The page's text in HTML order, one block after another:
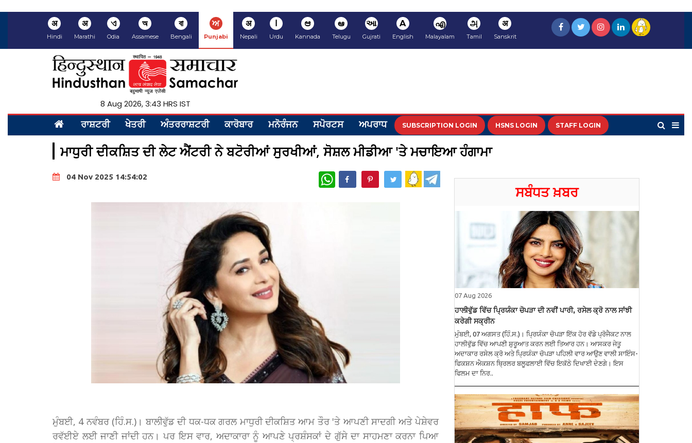
अ
Hindi
अ
Marathi
ଏ
Odia
অ
Assamese
বা
Bengali
ਅ
Punjabi
अ
Nepali
ا
Urdu
ಆ
Kannada
ఆ
Telugu
આ
Gujrati
A
English
എ
Malayalam
அ
Tamil
अ
Sanskrit
8 Aug 2026, 3:43 HRS IST
ਰਾਸ਼ਟਰੀ ਖੇਤਰੀ ਅੰਤਰਰਾਸ਼ਟਰੀ ਕਾਰੋਬਾਰ ਮਨੋਰੰਜਨ ਸਪੋਰਟਸ ਅਪਰਾਧ SUBSCRIPTION LOGIN HSNS LOGIN STAFF LOGIN
ਮਾਧੁਰੀ ਦੀਕਸ਼ਿਤ ਦੀ ਲੇਟ ਐਂਟਰੀ ਨੇ ਬਟੋਰੀਆਂ ਸੁਰਖੀਆਂ, ਸੋਸ਼ਲ ਮੀਡੀਆ 'ਤੇ ਮਚਾਇਆ ਹੰਗਾਮਾ
04 Nov 2025 14:54:02 WhatsApp
ਮੁੰਬਈ, 4 ਨਵੰਬਰ (ਹਿੰ.ਸ.)। ਬਾਲੀਵੁੱਡ ਦੀ ਧਕ-ਧਕ ਗਰਲ ਮਾਧੁਰੀ ਦੀਕਸ਼ਿਤ ਆਮ ਤੌਰ 'ਤੇ ਆਪਣੀ ਸਾਦਗੀ ਅਤੇ ਪੇਸ਼ੇਵਰ
ਰਵੱਈਏ ਲਈ ਜਾਣੀ ਜਾਂਦੀ ਹਨ। ਪਰ ਇਸ ਵਾਰ, ਅਦਾਕਾਰਾ ਨੂੰ ਆਪਣੇ ਪ੍ਰਸ਼ੰਸਕਾਂ ਦੇ ਗੁੱਸੇ ਦਾ ਸਾਹਮਣਾ ਕਰਨਾ ਪਿਆ
ਸਬੰਧਤ ਖ਼ਬਰ
07 Aug 2026
ਹਾਲੀਵੁੱਡ ਵਿੱਚ ਪ੍ਰਿਯੰਕਾ ਚੋਪੜਾ ਦੀ ਨਵੀਂ ਪਾਰੀ, ਰਸੇਲ ਕ੍ਰੋ ਨਾਲ ਸਾਂਝੀ
ਕਰੇਗੀ ਸਕ੍ਰੀਨ
ਮੁੰਬਈ, 07 ਅਗਸਤ (ਹਿੰ.ਸ.)। ਪ੍ਰਿਯੰਕਾ ਚੋਪੜਾ ਇੱਕ ਹੋਰ ਵੱਡੇ ਪ੍ਰੋਜੈਕਟ ਨਾਲ
ਹਾਲੀਵੁੱਡ ਵਿੱਚ ਆਪਣੀ ਸ਼ੁਰੂਆਤ ਕਰਨ ਲਈ ਤਿਆਰ ਹਨ। ਆਸਕਰ ਜੇਤੂ
ਅਦਾਕਾਰ ਰਸੇਲ ਕ੍ਰੋ ਅਤੇ ਪ੍ਰਿਯੰਕਾ ਚੋਪੜਾ ਪਹਿਲੀ ਵਾਰ ਆਉਣ ਵਾਲੀ ਸਾਇੰਸ-
ਫਿਕਸ਼ਨ ਐਕਸ਼ਨ ਥ੍ਰਿਲਰ ਬਲੂਫਲਾਈ ਵਿੱਚ ਇਕੱਠੇ ਦਿਖਾਈ ਦੇਣਗੇ। ਇਸ
ਫਿਲਮ ਦਾ ਨਿਰ..